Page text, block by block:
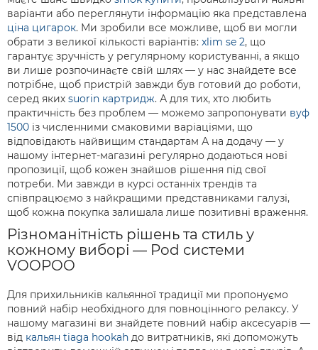
варіанти або переглянути інформацію яка представлена
ціна цигарок. Ми зробили все можливе, щоб ви могли
обрати з великої кількості варіантів: xlim se 2, що
гарантує зручність у регулярному користуванні, а якщо
ви лише розпочинаєте свій шлях — у нас знайдете все
потрібне, щоб пристрій завжди був готовий до роботи,
серед яких suorin картридж. А для тих, хто любить
практичність без проблем — можемо запропонувати вуф
1500 із численними смаковими варіаціями, що
відповідають найвищим стандартам А на додачу — у
нашому інтернет-магазині регулярно додаються нові
пропозиції, щоб кожен знайшов рішення під свої
потреби. Ми завжди в курсі останніх трендів та
співпрацюємо з найкращими представниками галузі,
щоб кожна покупка залишала лише позитивні враження.
Різноманітність рішень та стиль у
кожному виборі — Pod системи
VOOPOO
Для прихильників кальянної традиції ми пропонуємо
повний набір необхідного для повноцінного релаксу. У
нашому магазині ви знайдете повний набір аксесуарів —
від кальян tiaga hookah до витратників, які допоможуть